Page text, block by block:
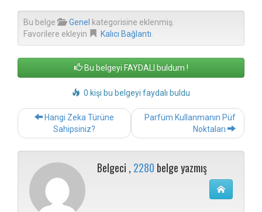
Bu belge Genel kategorisine eklenmiş.
Favorilere ekleyin
Kalıcı Bağlantı
Bu belgeyi FAYDALI buldum !
0 kişi bu belgeyi faydalı buldu
Post
Hangi Zeka Türüne
Sahipsiniz?
Parfüm Kullanmanın Püf
Noktaları
Belgeci , 2280 belge yazmış